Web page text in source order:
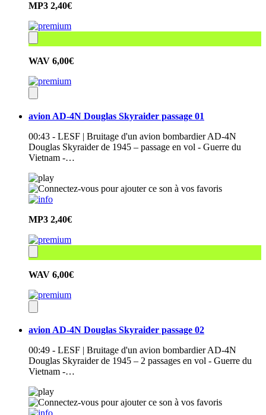
MP3 2,40€
WAV 6,00€
avion AD-4N Douglas Skyraider passage 01
00:43 - LESF | Bruitage d'un avion bombardier AD-4N
Douglas Skyraider de 1945 – passage en vol - Guerre du
Vietnam -…
MP3 2,40€
WAV 6,00€
avion AD-4N Douglas Skyraider passage 02
00:49 - LESF | Bruitage d'un avion bombardier AD-4N
Douglas Skyraider de 1945 – 2 passages en vol - Guerre du
Vietnam -…